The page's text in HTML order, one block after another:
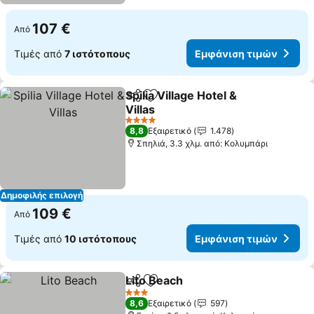
Από 107 €
Τιμές από 7 ιστότοπους Εμφάνιση τιμών
Δημοφιλής επιλογή
Κοινοποίηση
Προσθήκη στα αγαπημένα
Spilia Village Hotel &
Villas
Εμφάνιση τιμών
4 Αστέρια
8,8 Εξαιρετικό
1.478
Σπηλιά, 3.3 χλμ. από: Κολυμπάρι
Από 109 €
Τιμές από 10 ιστότοπους Εμφάνιση τιμών
Κοινοποίηση
Προσθήκη στα αγαπημένα
Lito Beach
3 Αστέρια
8,6 Εξαιρετικό
597